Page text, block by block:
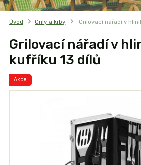
Úvod Grily a krby Grilovací nářadí v
Grilovací nářadí v
kufříku 13 dílů
Akce